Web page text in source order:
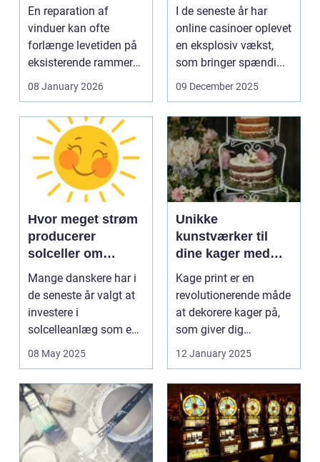
En reparation af
vinduer kan ofte
forlænge levetiden på
eksisterende rammer
og glas med ...
08 January 2026
I de seneste år har
online casinoer oplevet
en eksplosiv vækst,
som bringer spændi...
09 December 2025
Hvor meget strøm
producerer
solceller om
vinteren?
Mange danskere har i
de seneste år valgt at
investere i
solcelleanlæg som en
bæred...
08 May 2025
Unikke
kunstværker til
dine kager med
kage print
Kage print er en
revolutionerende måde
at dekorere kager på,
som giver dig
mulighed for ...
12 January 2025